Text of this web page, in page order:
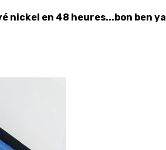
nickel en 48 heures...bon ben ya